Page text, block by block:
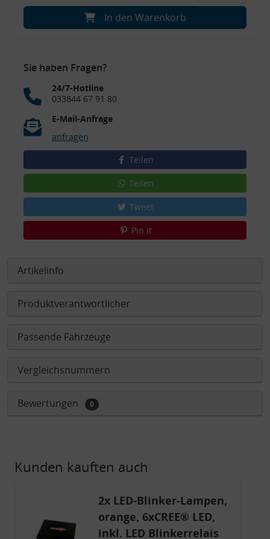
In den Warenkorb
Sie haben Fragen?
24/7-Hotline
033844 67 91 80
E-Mail-Anfrage
anfragen
Teilen
Teilen
Tweet
Pin it
Artikelinfo
Produktverantwortlicher
Passende Fahrzeuge
Vergleichsnummern
Bewertungen 0
Kunden kauften auch
2x LED-Blinker-Lampen,
orange, 6xCREE® LED,
inkl. LED Blinkerrelais